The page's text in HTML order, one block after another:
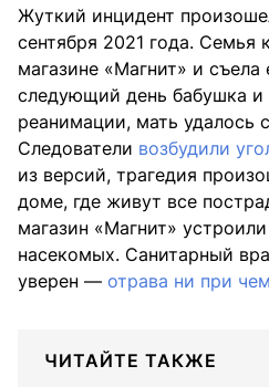
Жуткий инцидент
сентября 2021 года. Семья
магазине «Магнит» и
следующий день бабушка и
реанимации, мать удалось
Следователи возбудили
из версий, трагедия
доме, где живут все
магазин «Магнит»
насекомых. Санитарный
уверен — отрава ни при чем
ЧИТАЙТЕ ТАКЖЕ